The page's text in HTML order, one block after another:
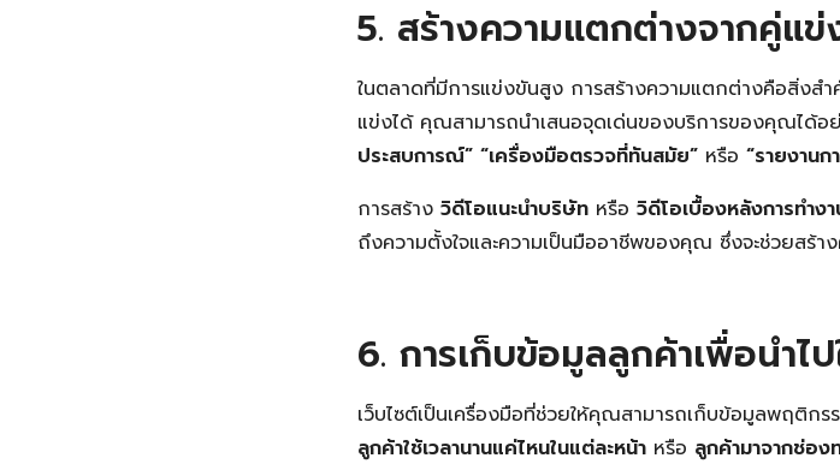
5. สร้างความแตกต่างจากคู่แข่
ในตลาดที่มีการแข่งขันสูง การสร้างความแตกต่างคือสิ่งส
แข่งได้ คุณสามารถนำเสนอจุดเด่นของบริการของคุณได้อ
ประสบการณ์” “เครื่องมือตรวจที่ทันสมัย” หรือ “รายงานก
การสร้าง วิดีโอแนะนำบริษัท หรือ วิดีโอเบื้องหลังการทำง
ถึงความตั้งใจและความเป็นมืออาชีพของคุณ ซึ่งจะช่วยสร้า
6. การเก็บข้อมูลลูกค้าเพื่อนำไ
เว็บไซต์เป็นเครื่องมือที่ช่วยให้คุณสามารถเก็บข้อมูลพฤติกร
ลูกค้าใช้เวลานานแค่ไหนในแต่ละหน้า หรือ ลูกค้ามาจากช่อง